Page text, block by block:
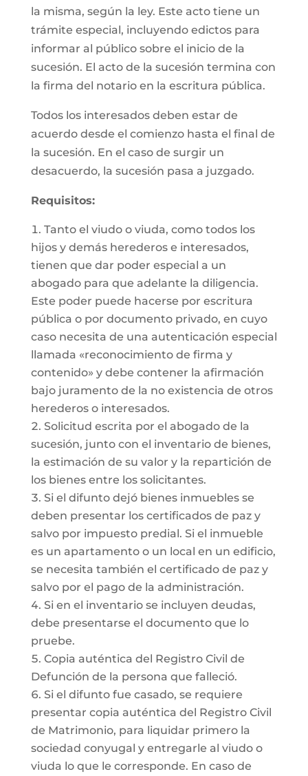
la misma, según la ley. Este acto tiene un
trámite especial, incluyendo edictos para
informar al público sobre el inicio de la
sucesión. El acto de la sucesión termina con
la firma del notario en la escritura pública.
Todos los interesados deben estar de
acuerdo desde el comienzo hasta el final de
la sucesión. En el caso de surgir un
desacuerdo, la sucesión pasa a juzgado.
Requisitos:
Tanto el viudo o viuda, como todos los
hijos y demás herederos e interesados,
tienen que dar poder especial a un
abogado para que adelante la diligencia.
Este poder puede hacerse por escritura
pública o por documento privado, en cuyo
caso necesita de una autenticación especial
llamada «reconocimiento de firma y
contenido» y debe contener la afirmación
bajo juramento de la no existencia de otros
herederos o interesados.
Solicitud escrita por el abogado de la
sucesión, junto con el inventario de bienes,
la estimación de su valor y la repartición de
los bienes entre los solicitantes.
Si el difunto dejó bienes inmuebles se
deben presentar los certificados de paz y
salvo por impuesto predial. Si el inmueble
es un apartamento o un local en un edificio,
se necesita también el certificado de paz y
salvo por el pago de la administración.
Si en el inventario se incluyen deudas,
debe presentarse el documento que lo
pruebe.
Copia auténtica del Registro Civil de
Defunción de la persona que falleció.
Si el difunto fue casado, se requiere
presentar copia auténtica del Registro Civil
de Matrimonio, para liquidar primero la
sociedad conyugal y entregarle al viudo o
viuda lo que le corresponde. En caso de